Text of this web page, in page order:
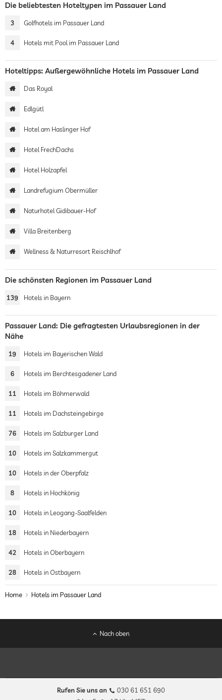
Die beliebtesten Hoteltypen im Passauer Land
3 Golfhotels im Passauer Land
4 Hotels mit Pool im Passauer Land
Hoteltipps: Außergewöhnliche Hotels im Passauer Land
Das Royal
Edlgütl
Hotel am Haslinger Hof
Hotel FrechDachs
Hotel Holzapfel
Landrefugium Obermüller
Naturhotel Gidibauer-Hof
Villa Breitenberg
Wellness & Naturresort Reischlhof
Die schönsten Regionen im Passauer Land
139 Hotels in Bayern
Passauer Land: Die gefragtesten Urlaubsregionen in der
Nähe
19 Hotels im Bayerischen Wald
6 Hotels im Berchtesgadener Land
11 Hotels im Böhmerwald
11 Hotels im Dachsteingebirge
76 Hotels im Salzburger Land
10 Hotels im Salzkammergut
10 Hotels in der Oberpfalz
8 Hotels in Hochkönig
10 Hotels in Leogang-Saalfelden
18 Hotels in Niederbayern
42 Hotels in Oberbayern
28 Hotels in Ostbayern
Home Hotels im Passauer Land
Nach oben
Rufen Sie uns an
030 61 651 690